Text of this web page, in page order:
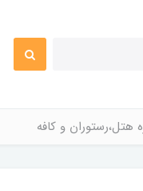
هتل،رستوران و کافه